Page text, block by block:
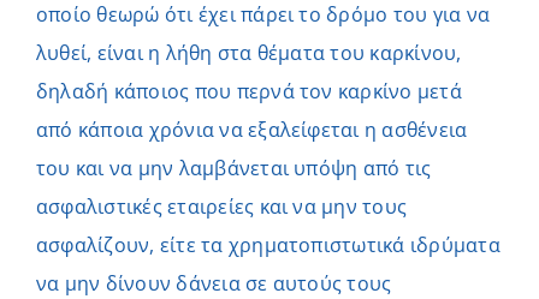
οποίο θεωρώ ότι έχει πάρει το δρόμο του για να
λυθεί, είναι η λήθη στα θέματα του καρκίνου,
δηλαδή κάποιος που περνά τον καρκίνο μετά
από κάποια χρόνια να εξαλείφεται η ασθένεια
του και να μην λαμβάνεται υπόψη από τις
ασφαλιστικές εταιρείες και να μην τους
ασφαλίζουν, είτε τα χρηματοπιστωτικά ιδρύματα
να μην δίνουν δάνεια σε αυτούς τους